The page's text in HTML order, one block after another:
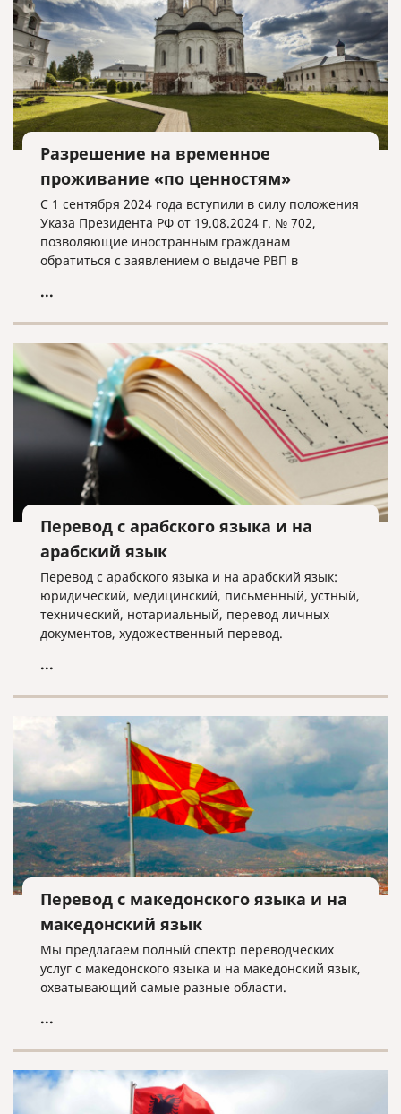
Разрешение на временное
проживание «по ценностям»
С 1 сентября 2024 года вступили в силу положения
Указа Президента РФ от 19.08.2024 г. № 702,
позволяющие иностранным гражданам
обратиться с заявлением о выдаче РВП в
определенных условий.
...
Перевод с арабского языка и на
арабский язык
Перевод с арабского языка и на арабский язык:
юридический, медицинский, письменный, устный,
технический, нотариальный, перевод личных
документов, художественный перевод.
...
Перевод с македонского языка и на
македонский язык
Мы предлагаем полный спектр переводческих
услуг с македонского языка и на македонский язык,
охватывающий самые разные области.
...